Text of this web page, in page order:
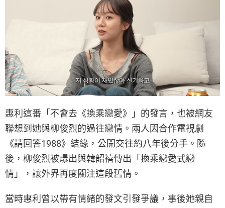
惠利這番「不會去《換乘戀愛》」的發言，也被網友
聯想到她與柳俊烈的過往戀情。兩人因合作電視劇
《請回答1988》結緣，公開交往約八年後分手。隨
後，柳俊烈被爆出與韓韶禧傳出「換乘戀愛式戀
情」，讓外界再度關注這段舊情。
當時惠利曾以帶有情緒的發文引發爭議，事後她親自